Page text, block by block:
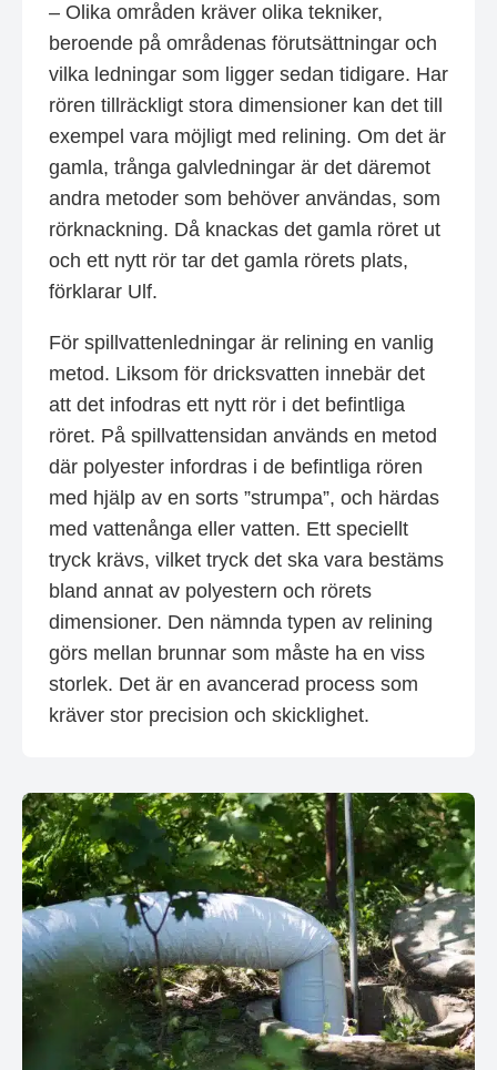
– Olika områden kräver olika tekniker,
beroende på områdenas förutsättningar och
vilka ledningar som ligger sedan tidigare. Har
rören tillräckligt stora dimensioner kan det till
exempel vara möjligt med relining. Om det är
gamla, trånga galvledningar är det däremot
andra metoder som behöver användas, som
rörknackning. Då knackas det gamla röret ut
och ett nytt rör tar det gamla rörets plats,
förklarar Ulf.
För spillvattenledningar är relining en vanlig
metod. Liksom för dricksvatten innebär det
att det infodras ett nytt rör i det befintliga
röret. På spillvattensidan används en metod
där polyester infordras i de befintliga rören
med hjälp av en sorts ”strumpa”, och härdas
med vattenånga eller vatten. Ett speciellt
tryck krävs, vilket tryck det ska vara bestäms
bland annat av polyestern och rörets
dimensioner. Den nämnda typen av relining
görs mellan brunnar som måste ha en viss
storlek. Det är en avancerad process som
kräver stor precision och skicklighet.